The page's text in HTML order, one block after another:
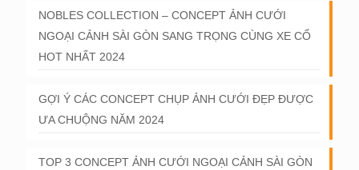
NOBLES COLLECTION – CONCEPT ẢNH CƯỚI
NGOẠI CẢNH SÀI GÒN SANG TRỌNG CÙNG XE CỔ
HOT NHẤT 2024
GỢI Ý CÁC CONCEPT CHỤP ẢNH CƯỚI ĐẸP ĐƯỢC
ƯA CHUỘNG NĂM 2024
TOP 3 CONCEPT ẢNH CƯỚI NGOẠI CẢNH SÀI GÒN